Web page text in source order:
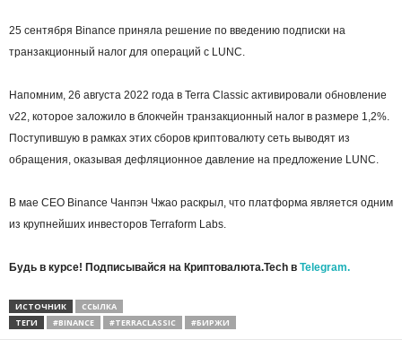
25 сентября Binance приняла решение по введению подписки на
транзакционный налог для операций с LUNC.
Напомним, 26 августа 2022 года в Terra Classic активировали обновление
v22, которое заложило в блокчейн транзакционный налог в размере 1,2%.
Поступившую в рамках этих сборов криптовалюту сеть выводят из
обращения, оказывая дефляционное давление на предложение LUNC.
В мае CEO Binance Чанпэн Чжао раскрыл, что платформа является одним
из крупнейших инвесторов Terraform Labs.
Будь в курсе! Подписывайся на Криптовалюта.Tech в Telegram.
ИСТОЧНИК
ССЫЛКА
ТЕГИ
#BINANCE #TERRACLASSIC #БИРЖИ